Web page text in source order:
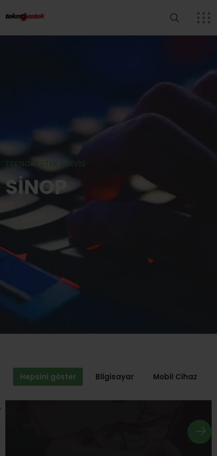
TEKNODESTEK SERVIS
SİNOP
Hepsini göster Bilgisayar Mobil Cihaz
,